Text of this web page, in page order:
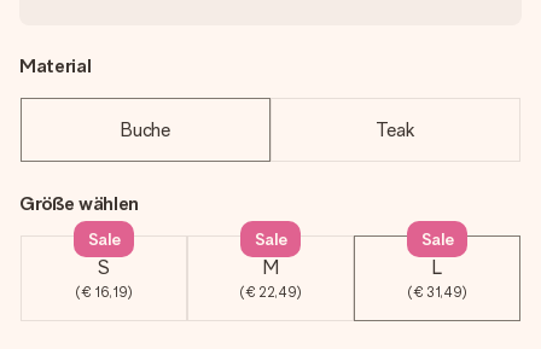
Material
Buche Teak
Größe wählen
S
(€ 16,19)
Sale
M
(€ 22,49)
Sale
L
(€ 31,49)
Sale